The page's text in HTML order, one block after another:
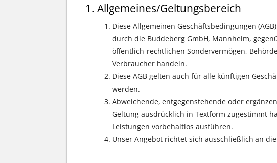
Allgemeines/Geltungsbereich
Diese Allgemeinen Geschäftsbedingungen
durch die Buddeberg GmbH, Mannheim,
öffentlich-rechtlichen Sondervermögen,
Verbraucher handeln.
Diese AGB gelten auch für alle künftigen
werden.
Abweichende, entgegenstehende oder
Geltung ausdrücklich in Textform zugestimmt
Leistungen vorbehaltlos ausführen.
Unser Angebot richtet sich ausschließlich an